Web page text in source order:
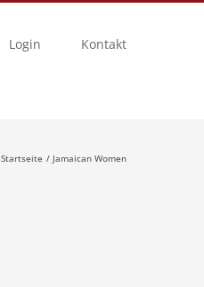
Login Kontakt
Startseite Jamaican Women